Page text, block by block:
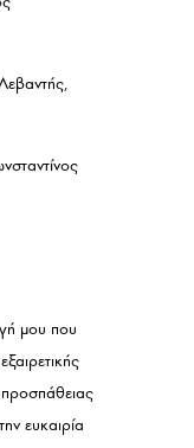
μου που
ευκαιρία